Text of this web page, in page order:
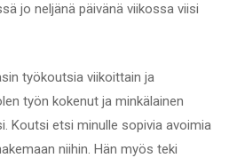
jo neljänä päivänä viikossa viisi
työkoutsia viikoittain ja
työn kokenut ja minkälainen
Koutsi etsi minulle sopivia avoimia
niihin. Hän myös teki